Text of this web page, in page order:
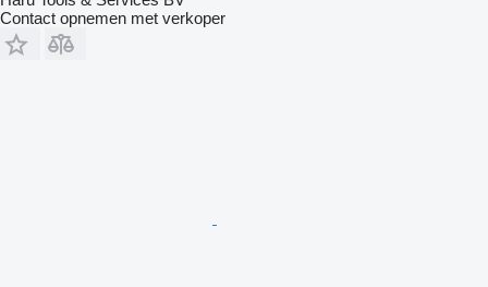
Contact opnemen met verkoper